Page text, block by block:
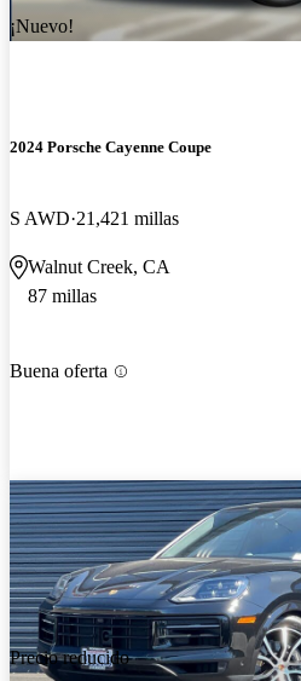
¡Nuevo!
2024 Porsche Cayenne Coupe
S AWD 21,421 millas
Walnut Creek, CA
87 millas
Buena oferta
Precio reducido